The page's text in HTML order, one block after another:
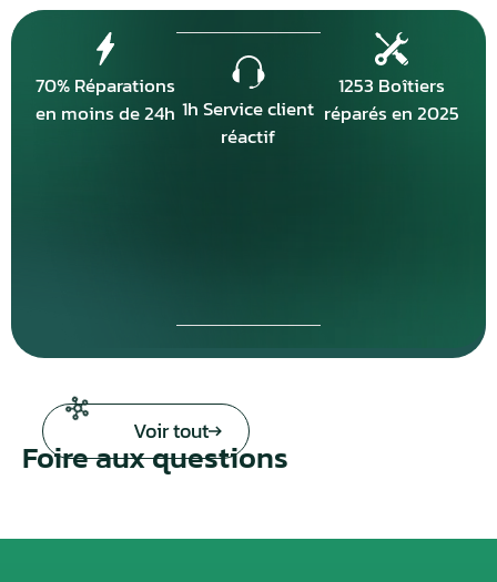
70% Réparations
en moins de 24h 1h Service client
réactif
1253 Boîtiers
réparés en 2025
Voir tout
Foire aux questions